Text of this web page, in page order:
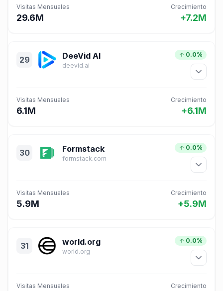
Visitas Mensuales
29.6M
Crecimiento
+7.2M
29 DeeVid AI
deevid.ai
0.0%
Visitas Mensuales
6.1M
Crecimiento
+6.1M
30 Formstack
formstack.com
0.0%
Visitas Mensuales
5.9M
Crecimiento
+5.9M
31 world.org
world.org
0.0%
Visitas Mensuales Crecimiento